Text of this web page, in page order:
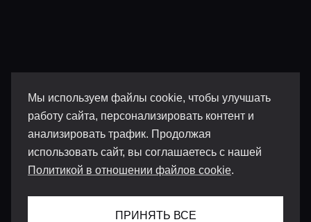
Мы используем файлы cookie, чтобы улучшать
работу сайта, персонализировать контент и
анализировать трафик. Продолжая
использовать сайт, вы соглашаетесь с нашей
Политикой в отношении файлов cookie.
ПРИНЯТЬ ВСЕ